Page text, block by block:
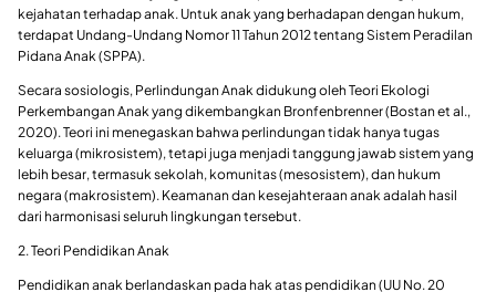
kejahatan terhadap anak. Untuk anak yang berhadapan dengan hukum,
terdapat Undang-Undang Nomor 11 Tahun 2012 tentang Sistem Peradilan
Pidana Anak (SPPA).
Secara sosiologis, Perlindungan Anak didukung oleh Teori Ekologi
Perkembangan Anak yang dikembangkan Bronfenbrenner (Bostan et al.,
2020). Teori ini menegaskan bahwa perlindungan tidak hanya tugas
keluarga (mikrosistem), tetapi juga menjadi tanggung jawab sistem yang
lebih besar, termasuk sekolah, komunitas (mesosistem), dan hukum
negara (makrosistem). Keamanan dan kesejahteraan anak adalah hasil
dari harmonisasi seluruh lingkungan tersebut.
2. Teori Pendidikan Anak
Pendidikan anak berlandaskan pada hak atas pendidikan (UU No. 20